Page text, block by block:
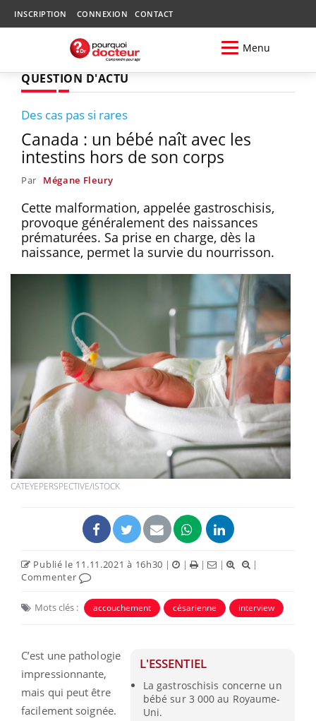
INSCRIPTION CONNEXION CONTACT
Menu
QUESTION D'ACTU
Des cas pas si rares
Canada : un bébé naît avec les
intestins hors de son corps
Par Mégane Fleury
Cette malformation, appelée gastroschisis,
provoque généralement des naissances
prématurées. Sa prise en charge, dès la
naissance, permet la survie du nourrisson.
CATEYEPERSPECTIVE/ISTOCK
Publié le 11.11.2021 à 16h30 | | | |
|
Commenter
Mots clés : accouchement césarienne interview
L'ESSENTIEL
La gastroschisis concerne un
bébé sur 3 000 au Royaume-
Uni.
C’est une pathologie
impressionnante,
mais qui peut être
facilement soignée.